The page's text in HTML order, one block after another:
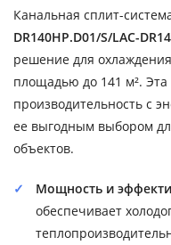
Канальная сплит-
DR140HP.D01/S/LAC-
решение для
площадью до 141 м².
производительность с
ее выгодным выбором
объектов.
Мощность и
обеспечивает